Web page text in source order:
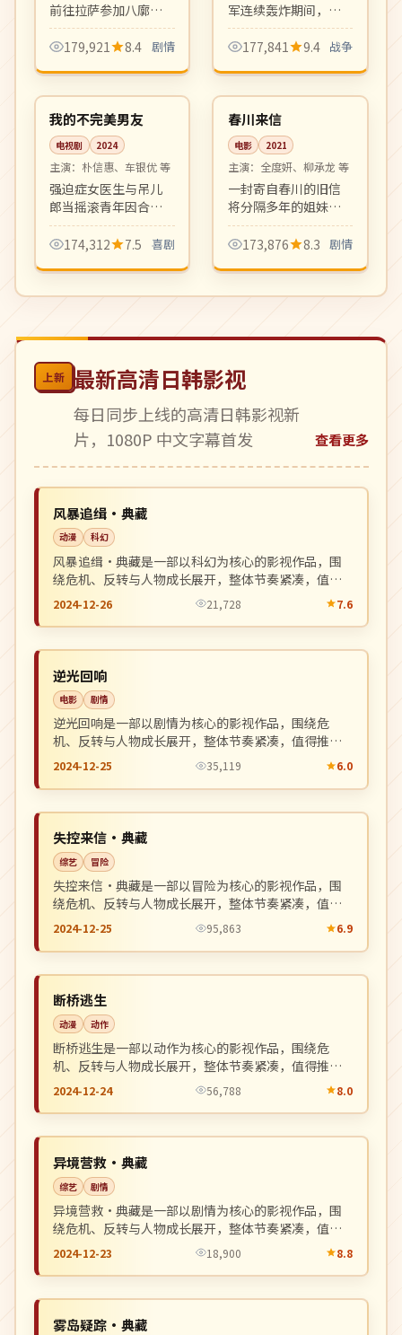
前往拉萨参加八廓街
手作市集，遇到的人
与事让她重新认识自
旅程的诗意片。
179,921 8.4 剧情
军连续轰炸期间，多
个普通家庭与志士的
生死抉择。沉郁厚重
得的大银幕史诗作
品。
177,841 9.4 战争
韩国
热播 16:31
我的不完美男友
电视剧 2024
主演： 朴信惠、车银优 等
强迫症女医生与吊儿
郎当摇滚青年因合租
意外凑成欢喜冤家。
轻松搞笑爱情喜剧，
春档高糖度甜剧。
174,312 7.5 喜剧
韩国
高分 99:20
春川来信
电影 2021
主演： 全度妍、柳承龙 等
一封寄自春川的旧信
将分隔多年的姐妹重
新联系。冬末春初的
清新影像里写满和
的勇气。
173,876 8.3 剧情
上新 最新高清日韩影视
每日同步上线的高清日韩影视新
片，1080P 中文字幕首发
查看更多
美国
院线
风暴追缉·典藏
动漫 科幻
风暴追缉·典藏是一部以科幻为核心的影视作品，围
绕危机、反转与人物成长展开，整体节奏紧凑，值得
推荐观看。
2024-12-26 21,728 7.6
中国
逆光回响
电影 剧情
逆光回响是一部以剧情为核心的影视作品，围绕危
机、反转与人物成长展开，整体节奏紧凑，值得推荐
观看。
2024-12-25 35,119 6.0
英国
失控来信·典藏
综艺 冒险
失控来信·典藏是一部以冒险为核心的影视作品，围
绕危机、反转与人物成长展开，整体节奏紧凑，值得
推荐观看。
2024-12-25 95,863 6.9
中国
断桥逃生
动漫 动作
断桥逃生是一部以动作为核心的影视作品，围绕危
机、反转与人物成长展开，整体节奏紧凑，值得推荐
观看。
2024-12-24 56,788 8.0
中国
异境营救·典藏
综艺 剧情
异境营救·典藏是一部以剧情为核心的影视作品，围
绕危机、反转与人物成长展开，整体节奏紧凑，值得
推荐观看。
2024-12-23 18,900 8.8
中国
雾岛疑踪·典藏